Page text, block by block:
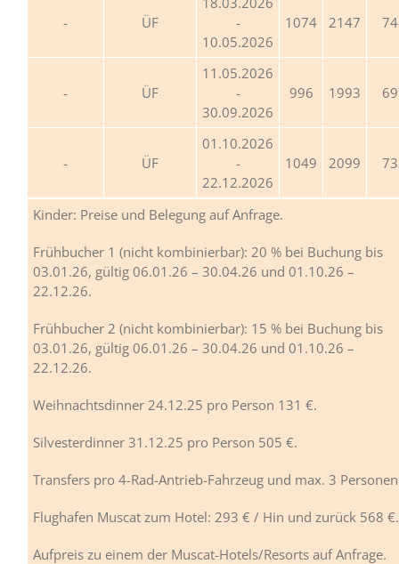
ÜF
-
10.05.2026
1074 2147
ÜF
11.05.2026
-
30.09.2026
996 1993
ÜF
01.10.2026
-
22.12.2026
1049 2099
Kinder: Preise und Belegung auf Anfrage.
Frühbucher 1 (nicht kombinierbar): 20 % bei Buchung bis
03.01.26, gültig 06.01.26 – 30.04.26 und 01.10.26 –
22.12.26.
Frühbucher 2 (nicht kombinierbar): 15 % bei Buchung bis
03.01.26, gültig 06.01.26 – 30.04.26 und 01.10.26 –
22.12.26.
Weihnachtsdinner 24.12.25 pro Person 131 €.
Silvesterdinner 31.12.25 pro Person 505 €.
Transfers pro 4-Rad-Antrieb-Fahrzeug und max. 3
Flughafen Muscat zum Hotel: 293 € / Hin und zurück 568 €.
Aufpreis zu einem der Muscat-Hotels/Resorts auf Anfrage.